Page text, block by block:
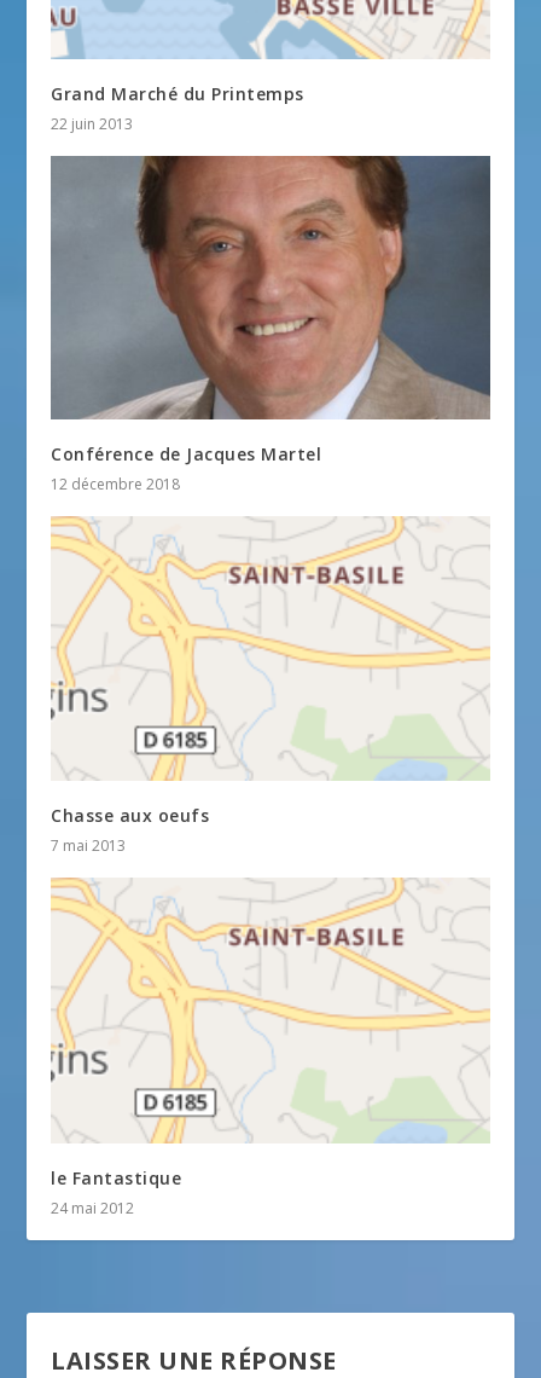
Grand Marché du Printemps
22 juin 2013
Conférence de Jacques Martel
12 décembre 2018
Chasse aux oeufs
7 mai 2013
le Fantastique
24 mai 2012
LAISSER UNE RÉPONSE